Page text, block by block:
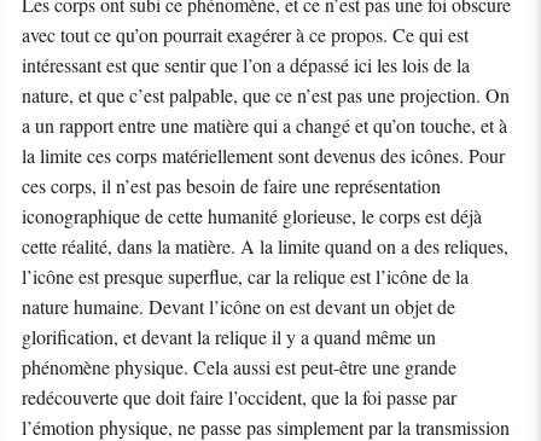
avec tout ce qu’on pourrait exagérer à ce propos. Ce qui est
intéressant est que sentir que l’on a dépassé ici les lois de la
nature, et que c’est palpable, que ce n’est pas une projection. On
a un rapport entre une matière qui a changé et qu’on touche, et à
la limite ces corps matériellement sont devenus des icônes. Pour
ces corps, il n’est pas besoin de faire une représentation
iconographique de cette humanité glorieuse, le corps est déjà
cette réalité, dans la matière. A la limite quand on a des reliques,
l’icône est presque superflue, car la relique est l’icône de la
nature humaine. Devant l’icône on est devant un objet de
glorification, et devant la relique il y a quand même un
phénomène physique. Cela aussi est peut-être une grande
redécouverte que doit faire l’occident, que la foi passe par
l’émotion physique, ne passe pas simplement par la transmission